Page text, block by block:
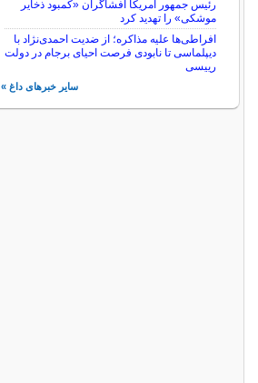
رئیس جمهور آمریکا افشاگران «کمبود ذخایر
موشکی» را تهدید کرد
افراطی‌ها علیه مذاکره؛ از ضدیت احمدی‌نژاد با
دیپلماسی تا نابودی فرصت احیای برجام در دولت
رییسی
سایر خبرهای داغ »